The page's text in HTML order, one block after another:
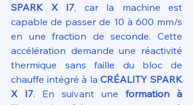
SPARK X I7, car la machine est
capable de passer de 10 à 600 mm/s
en une fraction de seconde. Cette
accélération demande une réactivité
thermique sans faille du bloc de
chauffe intégré à la CRÉALITY SPARK
X I7. En suivant une formation à